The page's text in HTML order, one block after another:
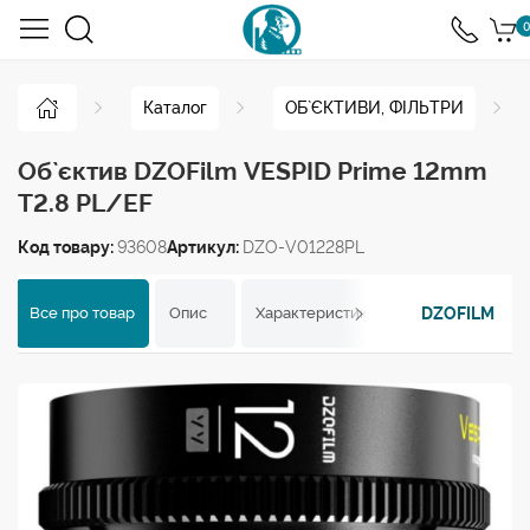
0
Каталог ОБ`ЄКТИВИ, ФІЛЬТРИ
Об`єктив DZOFilm VESPID Prime 12mm
T2.8 PL/EF
Код товару:93608Артикул: DZO-V01228PL
Все про товар Опис Характеристики Відгуки
DZOFILM